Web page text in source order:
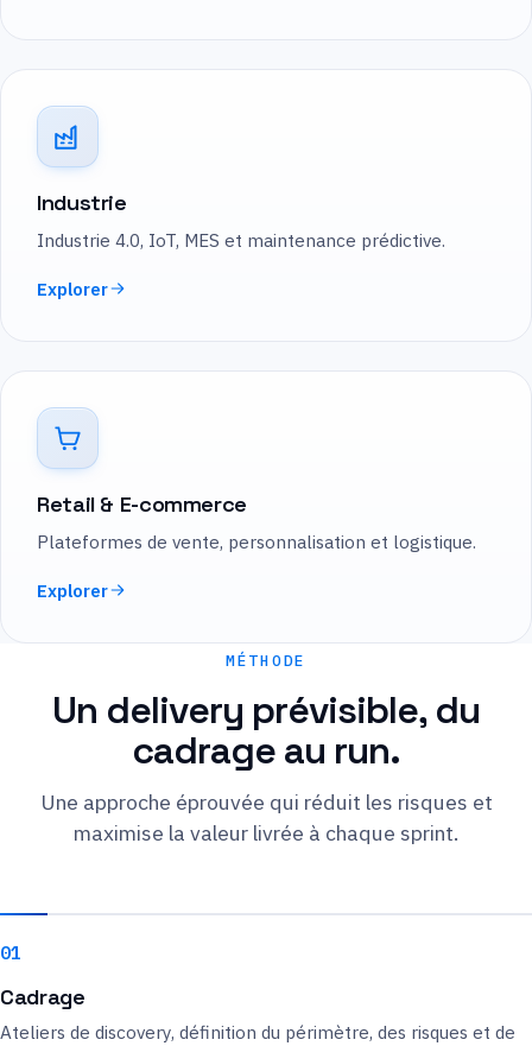
Industrie
Industrie 4.0, IoT, MES et maintenance prédictive.
Explorer
Retail & E-commerce
Plateformes de vente, personnalisation et logistique.
Explorer
MÉTHODE
Un delivery prévisible, du
cadrage au run.
Une approche éprouvée qui réduit les risques et
maximise la valeur livrée à chaque sprint.
01
Cadrage
Ateliers de discovery, définition du périmètre, des risques et de